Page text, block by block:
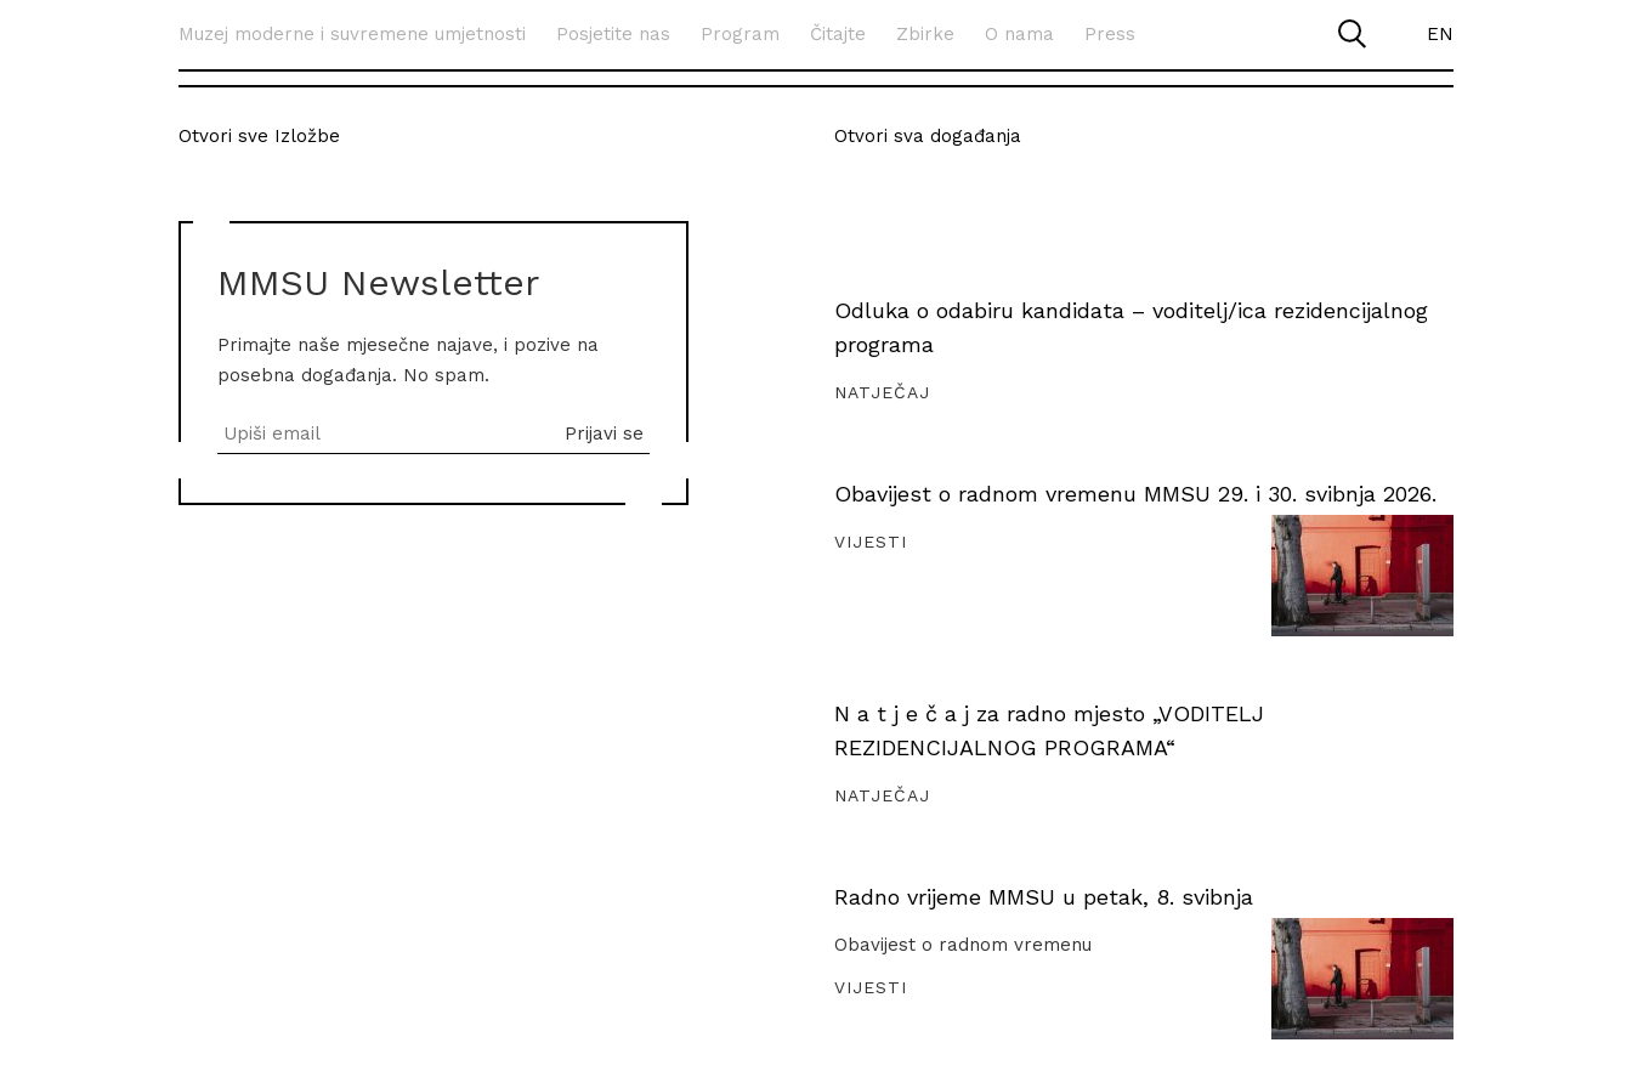
Muzej moderne i suvremene umjetnosti Posjetite nas Program Čitajte Zbirke O nama Press EN
Otvori sve Izložbe
MMSU Newsletter
Primajte naše mjesečne najave, i pozive na
posebna događanja. No spam.
Otvori sva događanja
Odluka o odabiru kandidata – voditelj/ica rezidencijalnog
programa
NATJEČAJ
Obavijest o radnom vremenu MMSU 29. i 30. svibnja 2026.
VIJESTI
N a t j e č a j za radno mjesto „VODITELJ
REZIDENCIJALNOG PROGRAMA“
NATJEČAJ
Radno vrijeme MMSU u petak, 8. svibnja
Obavijest o radnom vremenu
VIJESTI